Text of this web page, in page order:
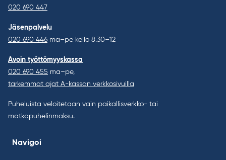
020 690 447
Jäsenpalvelu
020 690 446 ma–pe kello 8.30–12
Avoin työttömyyskassa
020 690 455 ma–pe,
tarkemmat ajat A-kassan verkkosivuilla
Puheluista veloitetaan vain paikallisverkko- tai
matkapuhelinmaksu.
Navigoi